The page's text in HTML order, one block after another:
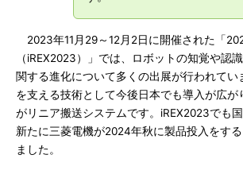
2023年11月29～12月2日に開催された「
（iREX2023）」では、ロボットの知覚や認
関する進化について多くの出展が行われてい
を支える技術として今後日本でも導入が広が
がリニア搬送システムです。iREX2023でも
新たに三菱電機が2024年秋に製品投入をす
ました。